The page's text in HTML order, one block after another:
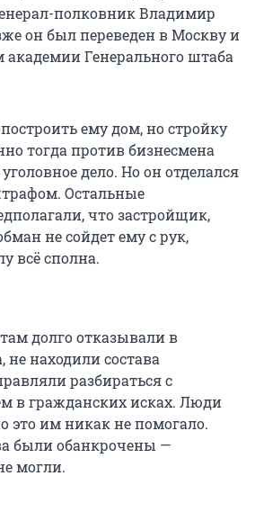
полковник Владимир
он был переведен в Москву и
Генерального штаба
ему дом, но стройку
тогда против бизнесмена
дело. Но он отделался
Остальные
что застройщик,
не сойдет ему с рук,
всё сполна.
долго отказывали в
не находили состава
разбираться с
в гражданских исках. Люди
это им никак не помогало.
были обанкрочены —
могли.